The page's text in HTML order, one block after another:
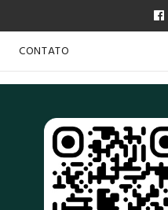
CONTATO